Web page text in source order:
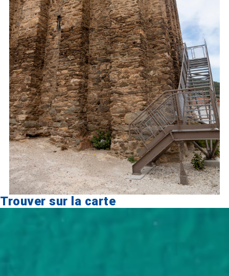
Trouver sur la carte